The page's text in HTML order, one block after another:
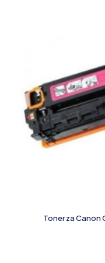
Toner za Canon